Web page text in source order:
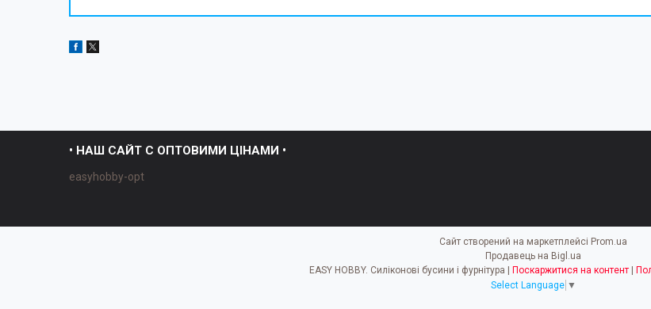
• НАШ САЙТ С ОПТОВИМИ ЦІНАМИ •
easyhobby-opt
Сайт створений на маркетплейсі Prom.ua
Продавець на Bigl.ua
Поскаржитися на контент
Select Language ▼